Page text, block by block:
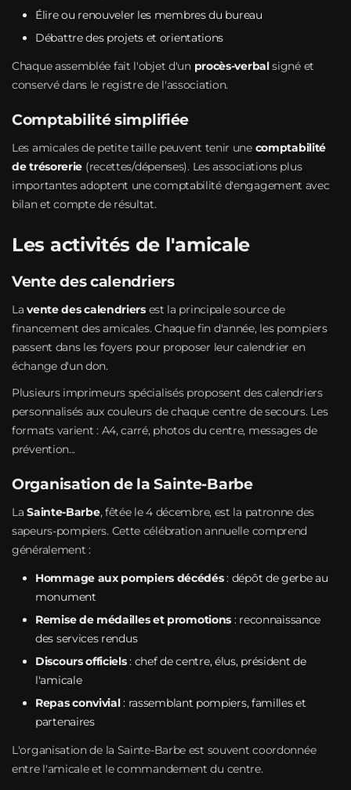
Élire ou renouveler les membres du bureau
Débattre des projets et orientations
Chaque assemblée fait l'objet d'un procès-verbalsigné et
conservé dans le registre de l'association.
Comptabilité simplifiée
Les amicales de petite taille peuvent tenir une comptabilité
de trésorerie (recettes/dépenses). Les associations plus
importantes adoptent une comptabilité d'engagement avec
bilan et compte de résultat.
Les activités de l'amicale
Vente des calendriers
Lavente des calendriersest la principale source de
financement des amicales. Chaque fin d'année, les pompiers
passent dans les foyers pour proposer leur calendrier en
échange d'un don.
Plusieurs imprimeurs spécialisés proposent des calendriers
personnalisés aux couleurs de chaque centre de secours. Les
formats varient : A4, carré, photos du centre, messages de
prévention...
Organisation de la Sainte-Barbe
LaSainte-Barbe, fêtée le 4 décembre, est la patronne des
sapeurs-pompiers. Cette célébration annuelle comprend
généralement :
Hommage aux pompiers décédés: dépôt de gerbe au
monument
Remise de médailles et promotions : reconnaissance
des services rendus
Discours officiels: chef de centre, élus, président de
l'amicale
Repas convivial: rassemblant pompiers, familles et
partenaires
L'organisation de la Sainte-Barbe est souvent coordonnée
entre l'amicale et le commandement du centre.